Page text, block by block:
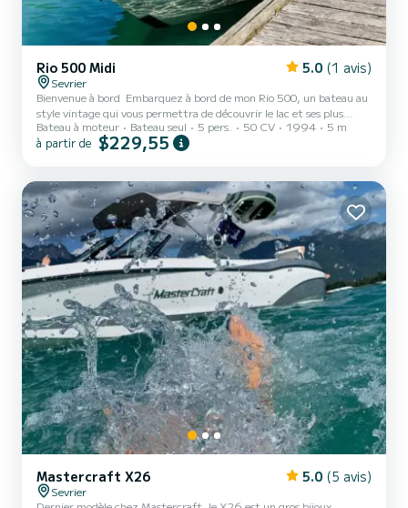
Rio 500 Midi 5.0 (1 avis)
Sevrier
Bienvenue à bord ️ Embarquez à bord de mon Rio 500, un bateau au
style vintage qui vous permettra de découvrir le lac et ses plus
beaux endroits De part sa taille et sa motorisation, c’est un bateau
très facile à prendre en main et à manœuvrer. À bord, tout est
pour vos affaires. Un parasol pour vos mouillages ainsi que du
matériel de sécurité adapté. L’échelle de bain vo...
Bateau à moteur Bateau seul 5 pers. 50 CV 1994 5 m
à partir de $229,55
Mastercraft X26 5.0 (5 avis)
Sevrier